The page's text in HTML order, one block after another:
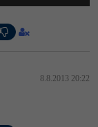
8.8.2013 20:22